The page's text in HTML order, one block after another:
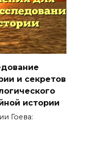
и секретов
истории
Гоева: